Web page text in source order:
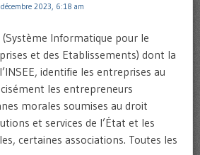
2023, 6:18 am
(Système Informatique pour le
et des Etablissements) dont la
identifie les entreprises au
les entrepreneurs
morales soumises au droit
et services de l’État et les
certaines associations. Toutes les